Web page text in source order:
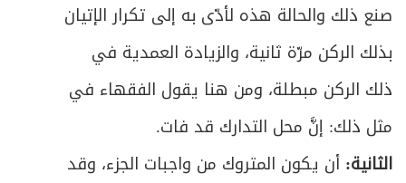
صنع ذلك والحالة هذه لأدّى به إلى تكرار الإتيان
بذلك الركن مرّة ثانية، والزيادة العمدية في
ذلك الركن مبطلة، ومن هنا يقول الفقهاء في
مثل ذلك: إنَّ محل التدارك قد فات.
الثانية: أن يكون المتروك من واجبات الجزء، وقد
496 المبحث الثاني ـ في زكاة الغلات
ص المبحث الثالث ـ في زكاة النقدين
505 الفصل الثاني في مستحق الزكاة